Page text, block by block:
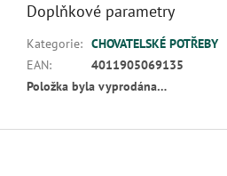
Doplňkové parametry
Kategorie: CHOVATELSKÉ POTŘEBY
EAN:
4011905069135
Položka byla vyprodána…